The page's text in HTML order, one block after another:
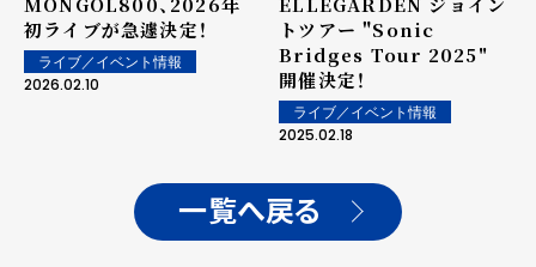
初ライブが急遽決定！
ライブ／イベント情報
2026.02.10
トツアー "Sonic
Bridges Tour 2025"
開催決定！
ライブ／イベント情報
2025.02.18
一覧へ戻る